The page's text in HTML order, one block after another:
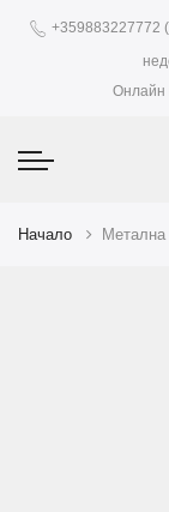
+359883227772
Онлайн
Начало Метална